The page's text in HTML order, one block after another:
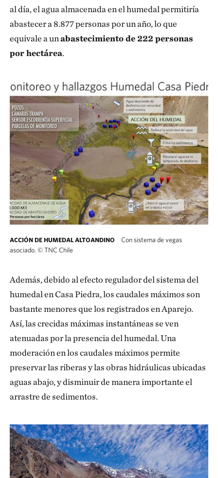
al día, el agua almacenada en el humedal permitiría
abastecer a 8.877 personas por un año, lo que
equivale a unabastecimiento de 222 personas
por hectárea.
ACCIÓN DE HUMEDAL ALTOANDINO
Con sistema de vegas
asociado. ©TNC Chile
Además, debido al efecto regulador del sistema del
humedal en Casa Piedra, los caudales máximos son
bastante menores que los registrados en Aparejo.
Así, las crecidas máximas instantáneas se ven
atenuadas por la presencia del humedal. Una
moderación en los caudales máximos permite
preservar las riberas y las obras hidráulicas ubicadas
aguas abajo, y disminuir de manera importante el
arrastre de sedimentos.